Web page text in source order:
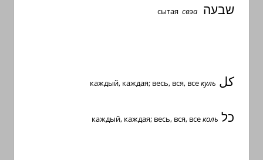
שבעה сытая свэа
كل каждый, каждая; весь, вся, всекуль
כל каждый, каждая; весь, вся, всеколь